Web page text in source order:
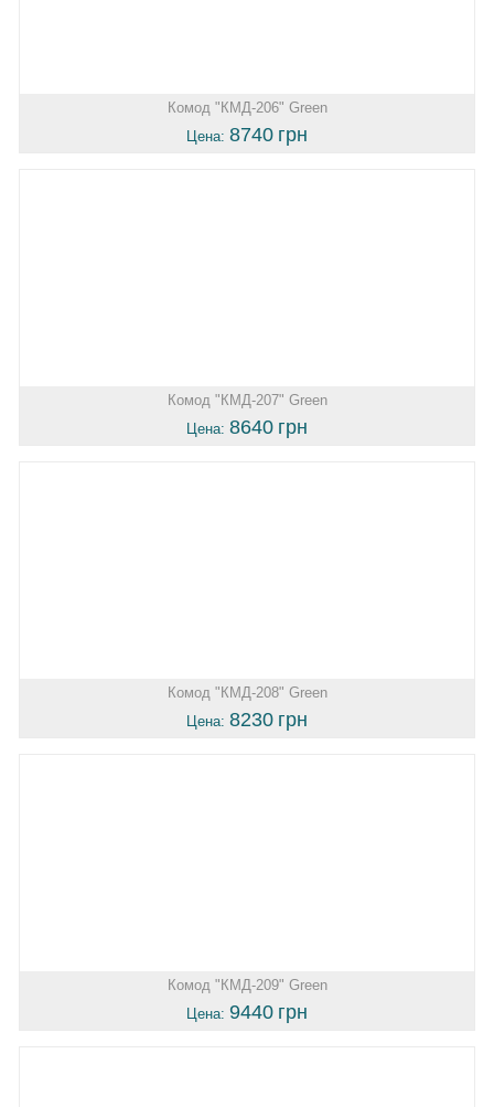
Комод "КМД-206" Green
Цена: 8740 грн
Комод "КМД-207" Green
Цена: 8640 грн
Комод "КМД-208" Green
Цена: 8230 грн
Комод "КМД-209" Green
Цена: 9440 грн